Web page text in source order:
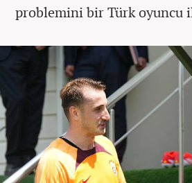
problemini bir Türk oyuncu